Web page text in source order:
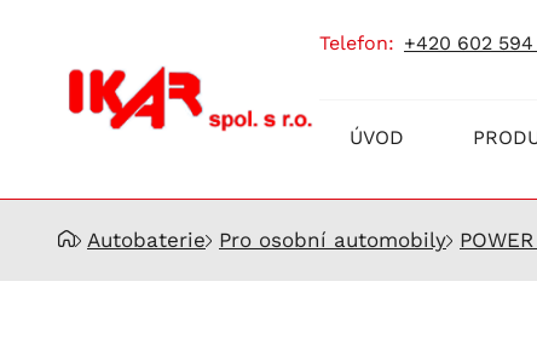
Prodej
akumulátorů
telefon: +420 602
ÚVOD
Autobaterie Pro osobní automobily